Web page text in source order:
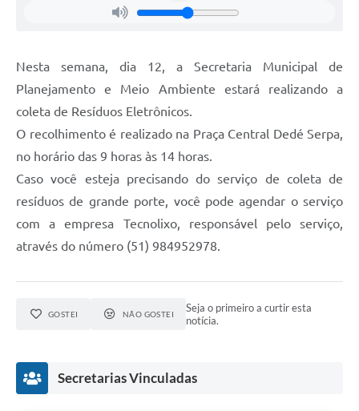
Nesta semana, dia 12, a Secretaria Municipal de
Planejamento e Meio Ambiente estará realizando a
coleta de Resíduos Eletrônicos.
O recolhimento é realizado na Praça Central Dedé Serpa,
no horário das 9 horas às 14 horas.
Caso você esteja precisando do serviço de coleta de
resíduos de grande porte, você pode agendar o serviço
com a empresa Tecnolixo, responsável pelo serviço,
através do número (51) 984952978.
GOSTEI NÃO GOSTEI
Seja o primeiro a curtir esta
notícia.
Secretarias Vinculadas